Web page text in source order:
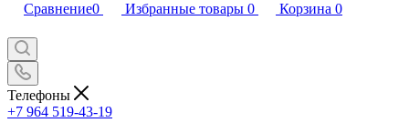
Сравнение0 Избранные товары 0 Корзина 0
Телефоны
+7 964 519-43-19